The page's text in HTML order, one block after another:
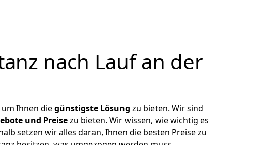
nach Lauf an der
Ihnen diegünstigste Lösung zu bieten. Wir sind
und Preisezu bieten. Wir wissen, wie wichtig es
setzen wir alles daran, Ihnen die besten Preise zu